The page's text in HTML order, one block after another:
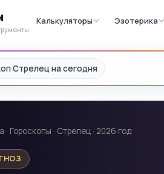
Калькуляторы Эзотерика
Стрелец на сегодня
· Гороскопы · Стрелец · 2026 год